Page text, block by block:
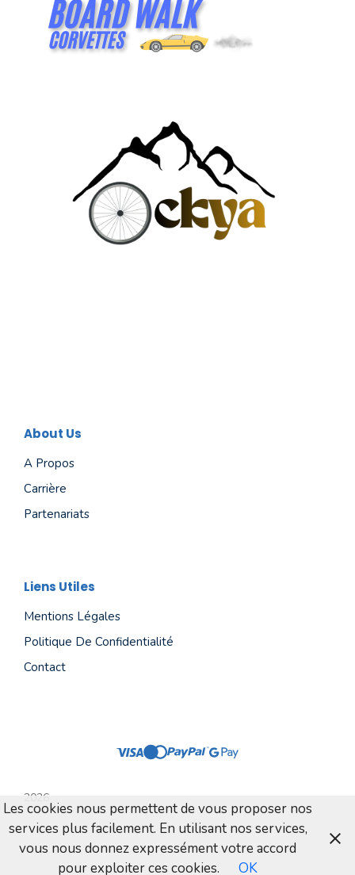
About Us
A Propos
Carrière
Partenariats
Liens Utiles
Mentions Légales
Politique De Confidentialité
Contact
2026
Les cookies nous permettent de vous proposer nos
services plus facilement. En utilisant nos services,
vous nous donnez expressément votre accord
pour exploiter ces cookies.
OK